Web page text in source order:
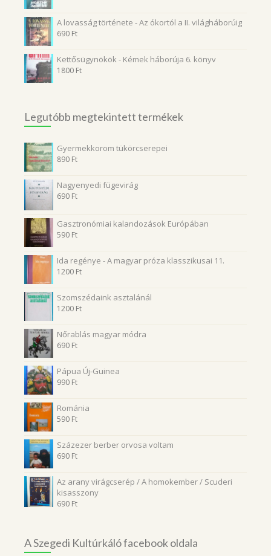
A lovasság története - Az ókortól a II. világháborúig
690 Ft
Kettősügynökök - Kémek háborúja 6. könyv
1800 Ft
Legutóbb megtekintett termékek
Gyermekkorom tükörcserepei
890 Ft
Nagyenyedi fügevirág
690 Ft
Gasztronómiai kalandozások Európában
590 Ft
Ida regénye - A magyar próza klasszikusai 11.
1200 Ft
Szomszédaink asztalánál
1200 Ft
Nőrablás magyar módra
690 Ft
Pápua Új-Guinea
990 Ft
Románia
590 Ft
Százezer berber orvosa voltam
690 Ft
Az arany virágcserép / A homokember / Scuderi
kisasszony
690 Ft
A Szegedi Kultúrkáló facebook oldala